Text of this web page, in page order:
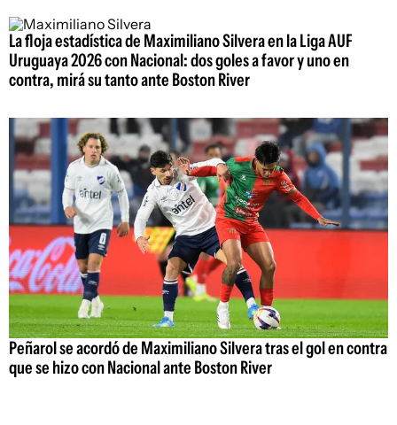
La floja estadística de Maximiliano Silvera en la Liga AUF
Uruguaya 2026 con Nacional: dos goles a favor y uno en
contra, mirá su tanto ante Boston River
Peñarol se acordó de Maximiliano Silvera tras el gol en contra
que se hizo con Nacional ante Boston River